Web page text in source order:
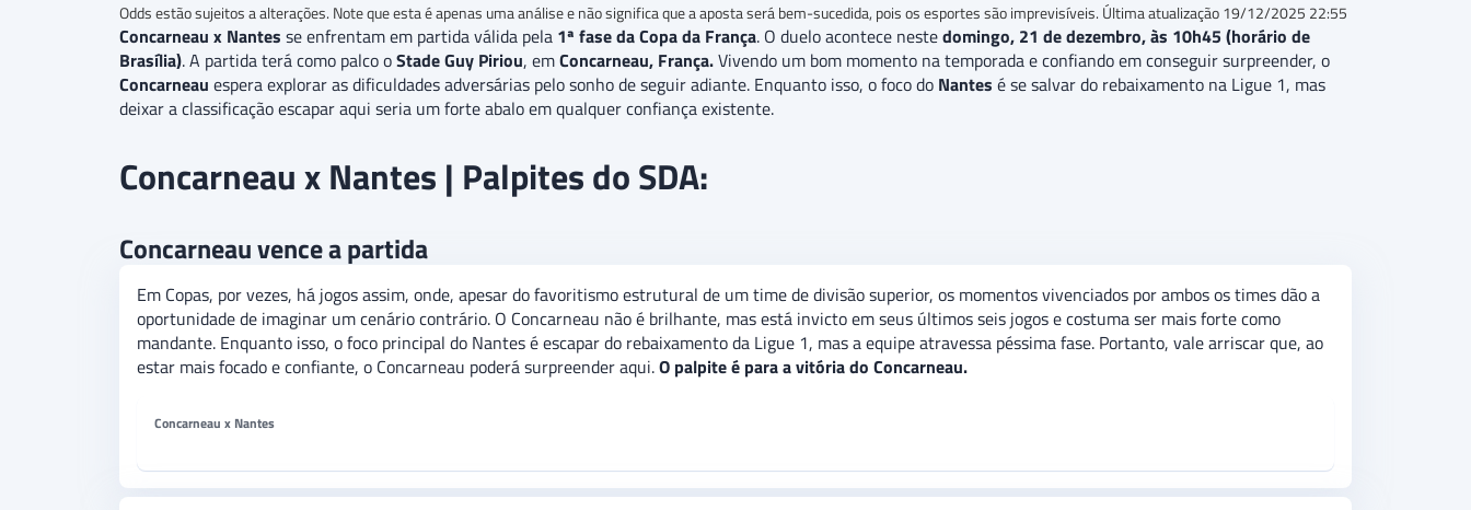
Odds estão sujeitos a alterações. Note que esta é apenas uma análise e não significa que a aposta será bem-sucedida, pois os esportes são imprevisíveis. Última atualização19/12/2025 22:55
Concarneau x Nantes se enfrentam em partida válida pela 1ª fase da Copa da França. O duelo acontece nestedomingo, 21 de dezembro, às 10h45 (horário de
Brasília). A partida terá como palco oStade Guy Piriou, emConcarneau, França.Vivendo um bom momento na temporada e confiando em conseguir surpreender, o
Concarneau espera explorar as dificuldades adversárias pelo sonho de seguir adiante. Enquanto isso, o foco do Nantes é se salvar do rebaixamento na Ligue 1, mas
deixar a classificação escapar aqui seria um forte abalo em qualquer confiança existente.
Concarneau x Nantes | Palpites do SDA:
Concarneau vence a partida
Em Copas, por vezes, há jogos assim, onde, apesar do favoritismo estrutural de um time de divisão superior, os momentos vivenciados por ambos os times dão a
oportunidade de imaginar um cenário contrário. O Concarneau não é brilhante, mas está invicto em seus últimos seis jogos e costuma ser mais forte como
mandante. Enquanto isso, o foco principal do Nantes é escapar do rebaixamento da Ligue 1, mas a equipe atravessa péssima fase. Portanto, vale arriscar que, ao
estar mais focado e confiante, o Concarneau poderá surpreender aqui.O palpite é para a vitória do Concarneau.
Concarneau x Nantes